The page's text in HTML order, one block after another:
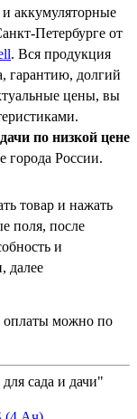
и аккумуляторные
Петербурге от
. Вся продукция
гарантию, долгий
цены, вы
по низкой цене
города России.
товар и нажать
поля, после
и
далее
оплаты можно по
сада и дачи"